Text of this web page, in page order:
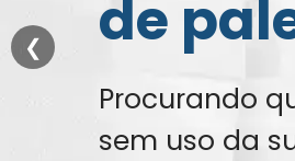
de
Procurando
sem uso da
❮